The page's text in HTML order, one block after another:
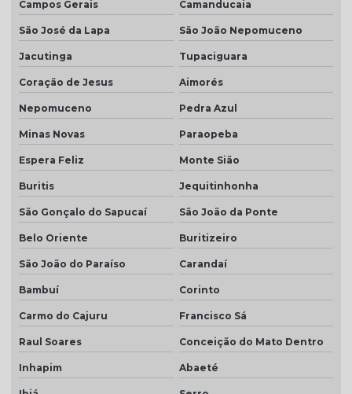
Campos Gerais Camanducaia
São José da Lapa São João Nepomuceno
Jacutinga Tupaciguara
Coração de Jesus Aimorés
Nepomuceno Pedra Azul
Minas Novas Paraopeba
Espera Feliz Monte Sião
Buritis Jequitinhonha
São Gonçalo do Sapucaí São João da Ponte
Belo Oriente Buritizeiro
São João do Paraíso Carandaí
Bambuí Corinto
Carmo do Cajuru Francisco Sá
Raul Soares Conceição do Mato Dentro
Inhapim Abaeté